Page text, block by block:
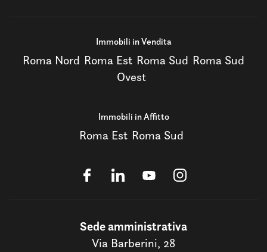
Immobili in Vendita
Roma Nord Roma Est Roma Sud Roma Sud
Ovest
Immobili in Affitto
Roma Est Roma Sud
Sede amministrativa
Via Barberini, 28